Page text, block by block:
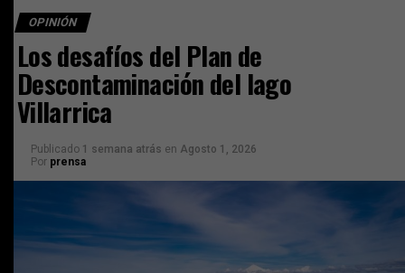
OPINIÓN
Los desafíos del Plan de
Descontaminación del lago
Villarrica
Publicado 1 semana atrás en Agosto 1, 2026
Por prensa